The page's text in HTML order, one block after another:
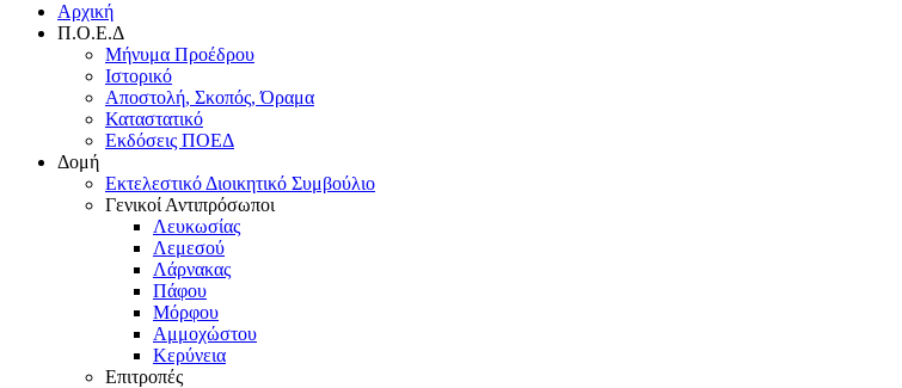
Αρχική
Π.Ο.Ε.Δ
Μήνυμα Προέδρου
Ιστορικό
Αποστολή, Σκοπός, Όραμα
Καταστατικό
Εκδόσεις ΠΟΕΔ
Δομή
Εκτελεστικό Διοικητικό Συμβούλιο
Γενικοί Αντιπρόσωποι
Λευκωσίας
Λεμεσού
Λάρνακας
Πάφου
Μόρφου
Αμμοχώστου
Κερύνεια
Επιτροπές